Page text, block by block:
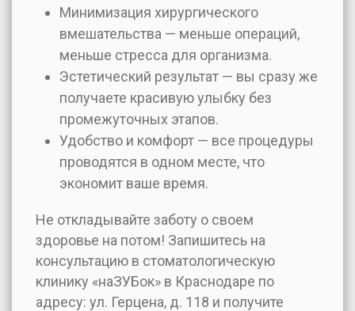
Минимизация хирургического
вмешательства — меньше операций,
меньше стресса для организма.
Эстетический результат — вы сразу же
получаете красивую улыбку без
промежуточных этапов.
Удобство и комфорт — все процедуры
проводятся в одном месте, что
экономит ваше время.
Не откладывайте заботу о своем
здоровье на потом! Запишитесь на
консультацию в стоматологическую
клинику «наЗУБок» в Краснодаре по
адресу: ул. Герцена, д. 118 и получите